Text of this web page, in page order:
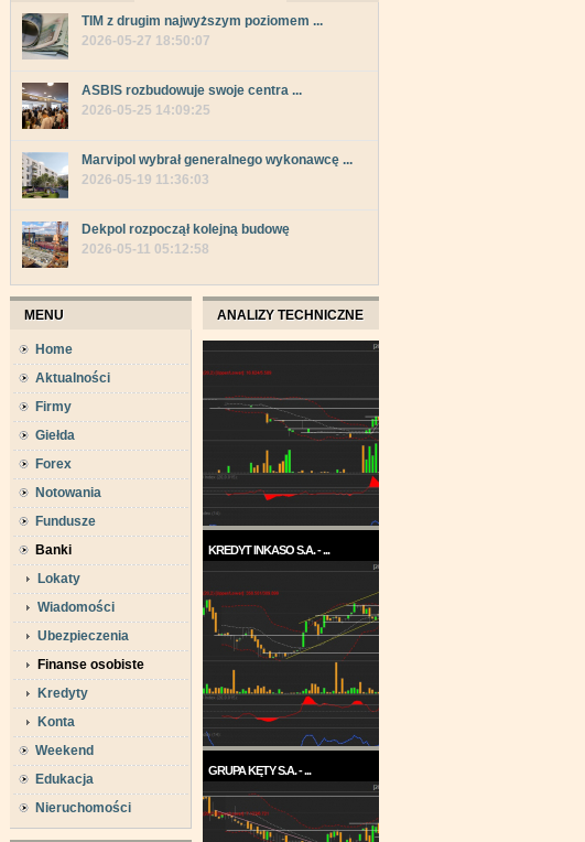
TIM z drugim najwyższym poziomem ...
2026-05-27 18:50:07
ASBIS rozbudowuje swoje centra ...
2026-05-25 14:09:25
Marvipol wybrał generalnego wykonawcę ...
2026-05-19 11:36:03
Dekpol rozpoczął kolejną budowę
2026-05-11 05:12:58
MENU
Home
Aktualności
Firmy
Giełda
Forex
Notowania
Fundusze
Banki
Lokaty
Wiadomości
Ubezpieczenia
Finanse osobiste
Kredyty
Konta
Weekend
Edukacja
Nieruchomości
ANALIZY TECHNICZNE
KREDYT INKASO S.A. - ...
każdym razie w ...
GRUPA KĘTY S.A. - ...
Trend na wykresie Grupy Kęty
jest wzrostowy. ...